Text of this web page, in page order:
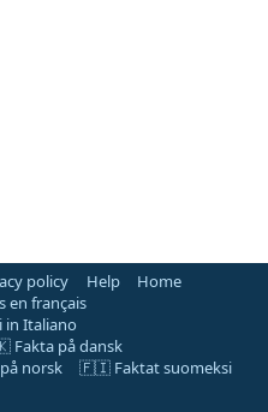
policy Help
Home
français
Italiano
på dansk
norsk
🇫🇮 Faktat suomeksi